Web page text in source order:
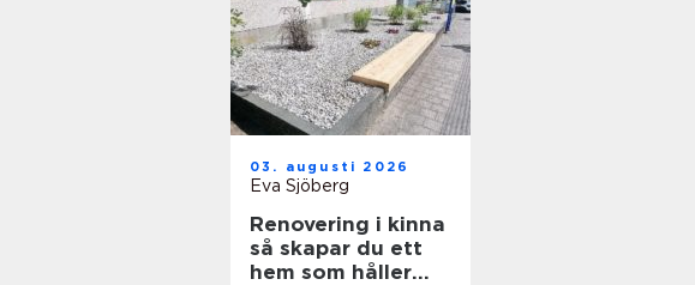
03. augusti 2026
Eva Sjöberg
Renovering i kinna
så skapar du ett
hem som håller